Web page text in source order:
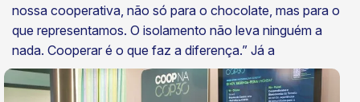
nossa cooperativa, não só para o chocolate, mas para o
que representamos. O isolamento não leva ninguém a
nada. Cooperar é o que faz a diferença.” Já a